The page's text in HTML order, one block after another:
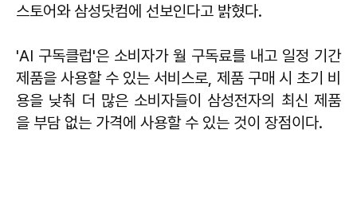
스토어와 삼성닷컴에 선보인다고 밝혔다.
'AI 구독클럽'은 소비자가 월 구독료를 내고 일정 기간
제품을 사용할 수 있는 서비스로, 제품 구매 시 초기 비
용을 낮춰 더 많은 소비자들이 삼성전자의 최신 제품
을 부담 없는 가격에 사용할 수 있는 것이 장점이다.